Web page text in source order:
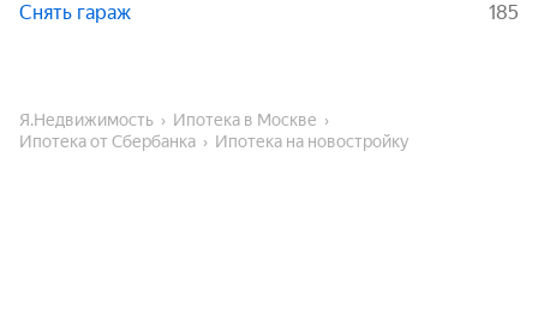
Снять гараж 185
Я.Недвижимость
Ипотека в Москве
Ипотека от Сбербанка
Ипотека на новостройку